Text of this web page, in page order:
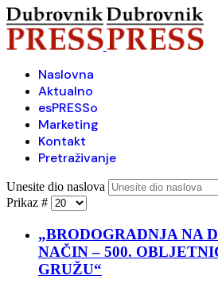
Naslovna
Aktualno
esPRESSo
Marketing
Kontakt
Pretraživanje
Unesite dio naslova
Prikaz #
„BRODOGRADNJA NA
NAČIN – 500.
GRUŽU“